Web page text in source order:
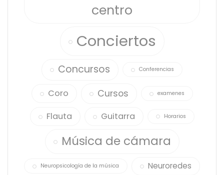
centro
Conciertos
Concursos Conferencias
Coro Cursos examenes
Flauta Guitarra Horarios
Música de cámara
Neuropsicología de la música Neuroredes